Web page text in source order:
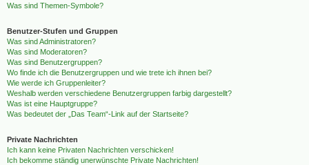
Was sind Themen-Symbole?
Benutzer-Stufen und Gruppen
Was sind Administratoren?
Was sind Moderatoren?
Was sind Benutzergruppen?
Wo finde ich die Benutzergruppen und wie trete ich ihnen bei?
Wie werde ich Gruppenleiter?
Weshalb werden verschiedene Benutzergruppen farbig dargestellt?
Was ist eine Hauptgruppe?
Was bedeutet der „Das Team“-Link auf der Startseite?
Private Nachrichten
Ich kann keine Privaten Nachrichten verschicken!
Ich bekomme ständig unerwünschte Private Nachrichten!